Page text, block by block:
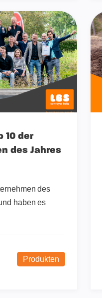
10 der
des Jahres
des
haben es
Produkten